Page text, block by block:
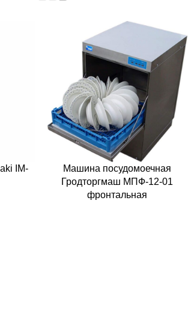
IM-
Машина посудомоечная
Гродторгмаш МПФ-12-01
фронтальная